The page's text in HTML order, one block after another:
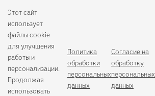
Этот сайт
использует
файлы cookie
для улучшения
работы и
персонализации.
Продолжая
использовать
Политика
обработки
персональных
данных
Согласие на
обработку
персональных
данных